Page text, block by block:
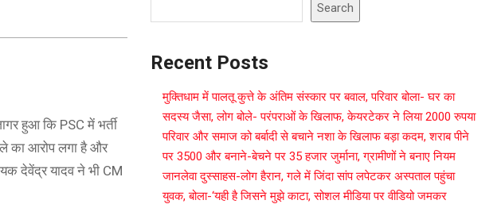
हुआ कि PSC में भर्ती
का आरोप लगा है और
देवेंद्र यादव ने भी CM
Search
Recent Posts
मुक्तिधाम में पालतू कुत्ते के अंतिम संस्कार पर बवाल, परिवार बोला- घर का
सदस्य जैसा, लोग बोले- परंपराओं के खिलाफ, केयरटेकर ने लिया 2000 रुपया
परिवार और समाज को बर्बादी से बचाने नशा के खिलाफ बड़ा कदम, शराब पीने
पर 3500 और बनाने-बेचने पर 35 हजार जुर्माना, ग्रामीणों ने बनाए नियम
जानलेवा दुस्साहस-लोग हैरान, गले में जिंदा सांप लपेटकर अस्पताल पहुंचा
युवक, बोला-‘यही है जिसने मुझे काटा, सोशल मीडिया पर वीडियो जमकर